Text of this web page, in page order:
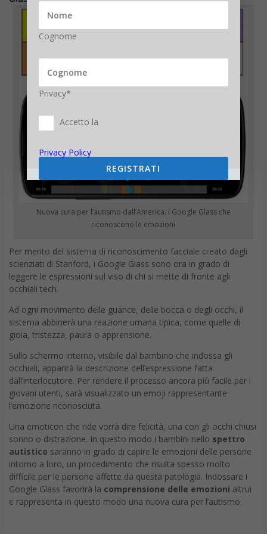
Nuova cura per l’autismo dall’America: i Google Glass che
riconoscono le emozioni
Per merito del sistema di riconoscimento facciale creato dagli
scienziati di Stanford, i Google Glass sono ora in grado di
leggere le espressioni sul viso di chi si mette di fronte agli
occhiali tech.
Ad ogni movimento delle guance, delle bocca o degli occhi, il
sistema abbinerà una reazione umana tipica, come quelle di
gioia, tristezza, paura o apprensione.
Sullo schermo interno, visibile dal bambino che indossa gli
occhiali, apparirà la descrizione dell’espressione fatta
dall’interlocutore. Per rendere il processo ancora più facile per i
giovani utenti, sarà visualizzato un emoji rappresentante
l’emozione riconosciuta.
Una emoticon che ride vorrà dire felicità, una con gli occhi chiusi
sonno o distrazione. In questo modo i bambini nello spettro
autistico saranno in grado di capire le emozioni delle persone
intorno a loro, un procedimento che risulta spesso molto
difficile per le persone affette da questa patologia. Indossare i
Google Glass favorirà la comprensione delle emozioni altrui
e rappresenta in questo modo una nuova cura per l’autismo.
Cognome
Privacy*
Accetto la
Privacy Policy
REGISTRATI